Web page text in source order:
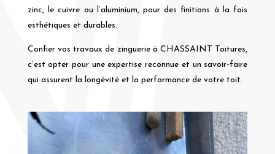
zinc, le cuivre ou l’aluminium, pour des finitions à la fois
esthétiques et durables.
Confier vos travaux de zinguerie à CHASSAINT Toitures,
c’est opter pour une expertise reconnue et un savoir-faire
qui assurent la longévité et la performance de votre toit.